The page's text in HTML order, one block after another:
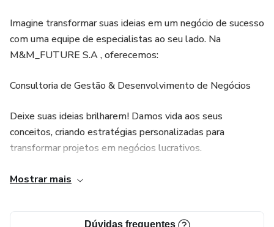
Imagine transformar suas ideias em um negócio de sucesso
com uma equipe de especialistas ao seu lado. Na
M&M_FUTURE S.A , oferecemos:
Consultoria de Gestão & Desenvolvimento de Negócios
Deixe suas ideias brilharem! Damos vida aos seus
conceitos, criando estratégias personalizadas para
transformar projetos em negócios lucrativos.
Consultoria de Ideias Publicitárias
Inspire, conquiste e venda mais! Criamos campanhas
Mostrar mais
Dúvidas frequentes